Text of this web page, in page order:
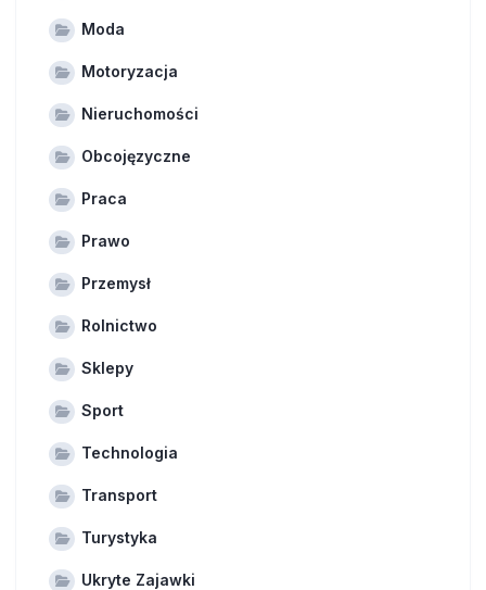
Moda
Motoryzacja
Nieruchomości
Obcojęzyczne
Praca
Prawo
Przemysł
Rolnictwo
Sklepy
Sport
Technologia
Transport
Turystyka
Ukryte Zajawki